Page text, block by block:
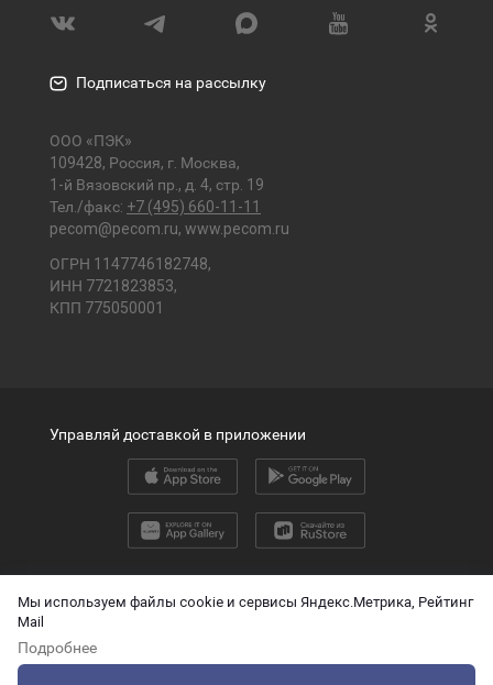
Мы используем файлы cookie и сервисы Яндекс.Метрика, Рейтинг
Mail
Подробнее
Подписаться на рассылку
ООО «ПЭК»
109428, Россия, г. Москва,
1-й Вязовский пр., д. 4, стр. 19
Тел./факс: +7 (495) 660-11-11
pecom@pecom.ru, www.pecom.ru
ОГРН 1147746182748,
ИНН 7721823853,
КПП 775050001
2026 © ООО «ПЭК»
О защите персональных данных
Управляй доставкой в приложении